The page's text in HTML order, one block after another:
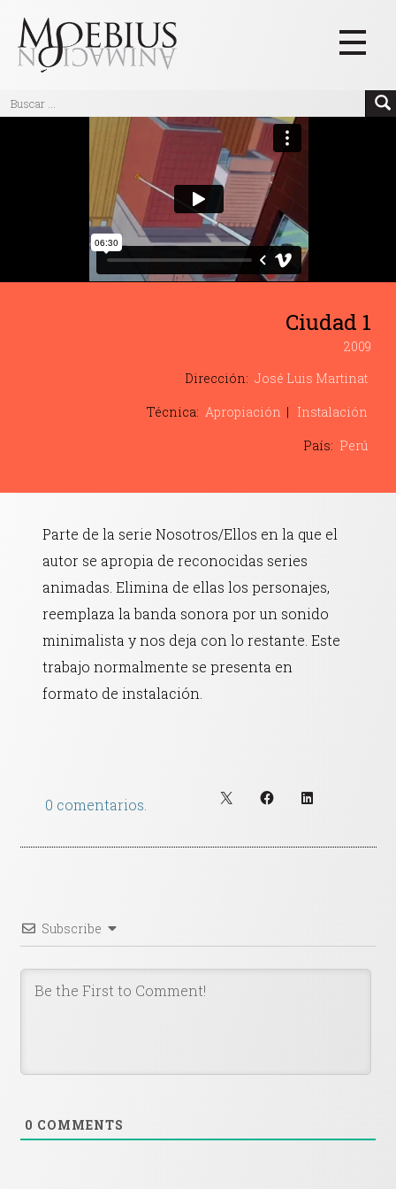
Inicio
Blog
Textos
Eventos
Ciudad 1
2009
Dirección: José Luis Martinat
Técnica: Apropiación
Instalación
País: Perú
Parte de la serie Nosotros/Ellos en la que el
autor se apropia de reconocidas series
animadas. Elimina de ellas los personajes,
reemplaza la banda sonora por un sonido
minimalista y nos deja con lo restante. Este
trabajo normalmente se presenta en
formato de instalación.
0 comentarios.
Subscribe
0 COMMENTS